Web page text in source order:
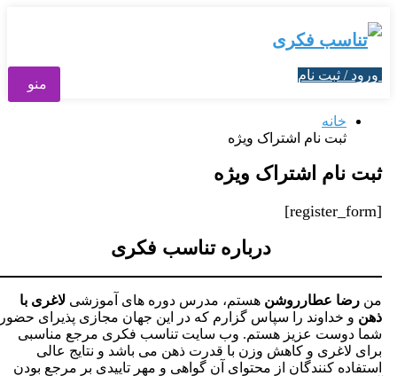
منو
ورود / ثبت نام
خانه
ثبت نام اشتراک ویژه
ثبت نام اشتراک ویژه
[register_form]
درباره تناسب فکری
من رضا عطارروشن هستم، مدرس دوره های آموزشی لاغری با
ذهن و خداوند را سپاس گزارم که در این جهان مجازی پذیرای حضور
شما دوست عزیز هستم. وب سایت تناسب فکری مرجع مناسبی
برای لاغری و کاهش وزن با قدرت ذهن می باشد و نتایج عالی
استفاده کنندگان از محتوای آن گواهی و مهر تاییدی بر مرجع بودن